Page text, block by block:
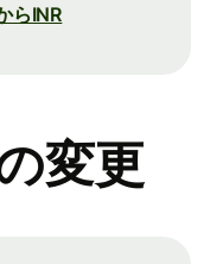
らINR
変更